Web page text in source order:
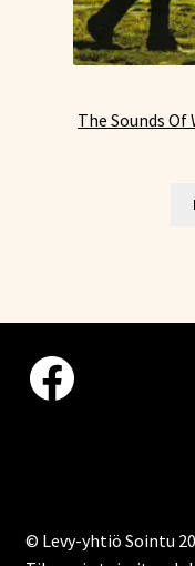
The Sounds Of
© Levy-yhtiö Sointu